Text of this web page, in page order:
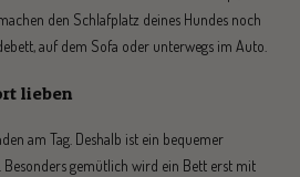
den Schlafplatz deines Hundes noch
auf dem Sofa oder unterwegs im Auto.
lieben
am Tag. Deshalb ist ein bequemer
gemütlich wird ein Bett erst mit